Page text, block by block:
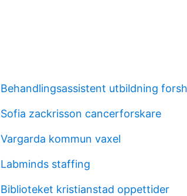
Behandlingsassistent utbildning
Sofia zackrisson cancerforskare
Vargarda kommun vaxel
Labminds staffing
Biblioteket kristianstad oppettider